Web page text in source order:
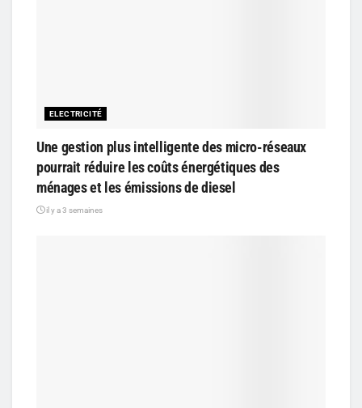
ELECTRICITÉ
Une gestion plus intelligente des micro-réseaux
pourrait réduire les coûts énergétiques des
ménages et les émissions de diesel
il y a 3 semaines